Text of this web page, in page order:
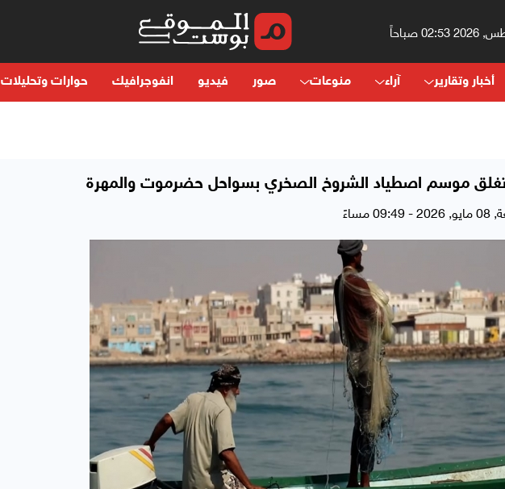
أخبار وتقارير آراء منوعات صور فيديو انفوجرافيك حوارات وتحليلات
تغلق موسم اصطياد الشروخ الصخري بسواحل حضرموت والمهرة
مساءً